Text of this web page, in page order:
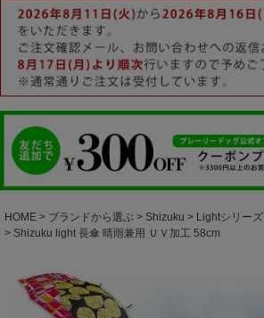
HOME ブランドから選ぶ Shizuku
Lightシリーズ
Shizuku light 長傘 晴雨兼用 ＵＶ加工 58cm